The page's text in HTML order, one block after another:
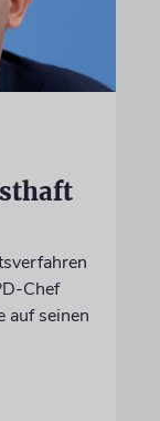
Chef
auf seinen